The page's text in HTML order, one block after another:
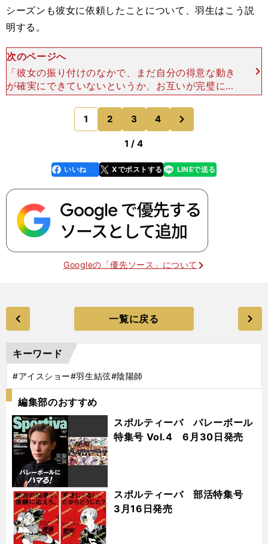
シーズンも彼女に依頼したことについて、羽生はこう説
明する。
次のページへ
「彼女の振り付けのなかで、まだ自分の得意な動き
が確実にできていないというか、お互いが完璧に理
解し合えているというわけではないと思う。その意
味では、ジェフリー・バトルさんに作ってもらった
『パリの散歩道』
1 2 3 4
のページへ
1 / 4
faceboo
k
いいね Xでポストする
line LINEで送る
Googleの「優先ソース」について
一覧に戻る
キーワード
#アイスショー#羽生結弦#陰陽師
編集部のおすすめ
スポルティーバ バレーボール
特集号 Vol.4 6月30日発売
スポルティーバ 部活特集号
3月16日発売